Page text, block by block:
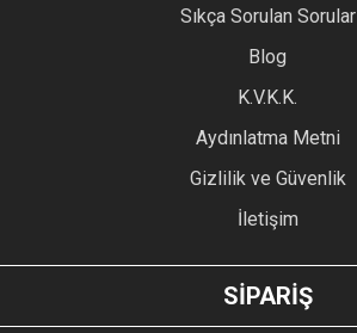
Sıkça Sorulan Sorular
Blog
K.V.K.K.
Aydınlatma Metni
Gizlilik ve Güvenlik
İletişim
SİPARİŞ